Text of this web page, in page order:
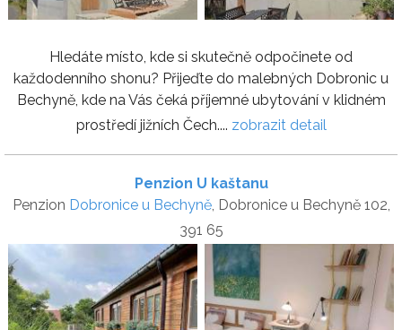
Hledáte místo, kde si skutečně odpočinete od
každodenního shonu? Přijeďte do malebných Dobronic u
Bechyně, kde na Vás čeká příjemné ubytování v klidném
prostředí jižních Čech.... zobrazit detail
Penzion U kaštanu
Penzion Dobronice u Bechyně, Dobronice u Bechyně 102,
391 65